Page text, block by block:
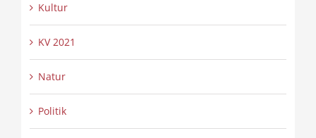
Kultur
KV 2021
Natur
Politik